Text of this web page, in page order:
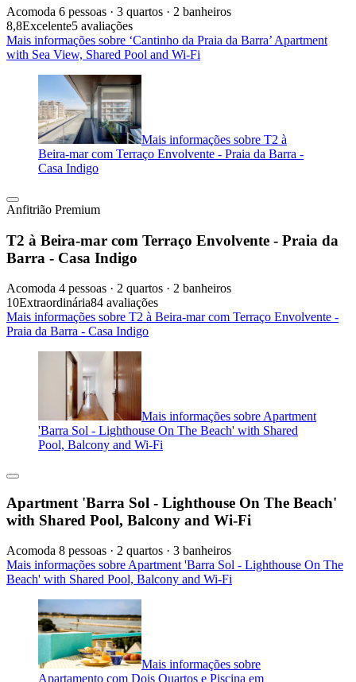
Acomoda 6 pessoas · 3 quartos · 2 banheiros
8,8Excelente5 avaliações
Mais informações sobre ‘Cantinho da Praia da Barra’ Apartment
with Sea View, Shared Pool and Wi-Fi
Mais informações sobre T2 à
Beira-mar com Terraço Envolvente - Praia da Barra -
Casa Indigo
Anfitrião Premium
T2 à Beira-mar com Terraço Envolvente - Praia da
Barra - Casa Indigo
Acomoda 4 pessoas · 2 quartos · 2 banheiros
10Extraordinária84 avaliações
Mais informações sobre T2 à Beira-mar com Terraço Envolvente -
Praia da Barra - Casa Indigo
Mais informações sobre Apartment
'Barra Sol - Lighthouse On The Beach' with Shared
Pool, Balcony and Wi-Fi
Apartment 'Barra Sol - Lighthouse On The Beach'
with Shared Pool, Balcony and Wi-Fi
Acomoda 8 pessoas · 2 quartos · 3 banheiros
Mais informações sobre Apartment 'Barra Sol - Lighthouse On The
Beach' with Shared Pool, Balcony and Wi-Fi
Mais informações sobre
Apartamento com Dois Quartos e Piscina em